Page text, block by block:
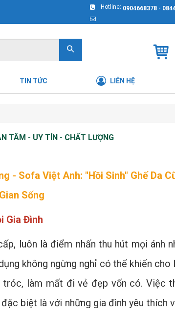
Hotline: 0904668378 -
TIN TỨC LIÊN HỆ
TÂM - UY TÍN - CHẤT LƯỢNG
- Sofa Việt Anh: "Hồi Sinh" Ghế Da
Sống
Gia Đình
luôn là điểm nhấn thu hút mọi ánh
không ngừng nghỉ có thể khiến cho
làm mất đi vẻ đẹp vốn có. Việc
biệt là với những gia đình yêu thích